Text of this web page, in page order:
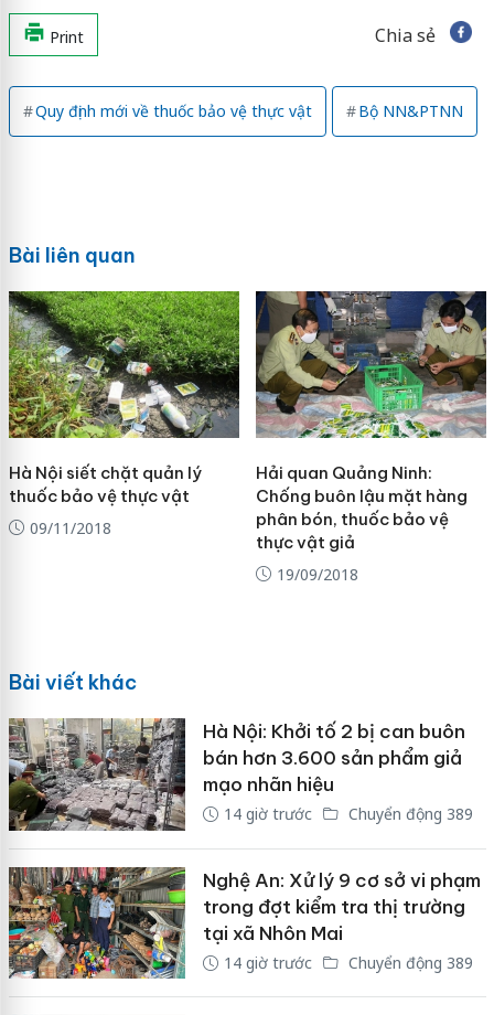
Print Chia sẻ
Quy định mới về thuốc bảo vệ thực vật Bộ NN&PTNN
Bài liên quan
Hà Nội siết chặt quản lý
thuốc bảo vệ thực vật
09/11/2018
Hải quan Quảng Ninh:
Chống buôn lậu mặt hàng
phân bón, thuốc bảo vệ
thực vật giả
19/09/2018
Bài viết khác
Hà Nội: Khởi tố 2 bị can buôn
bán hơn 3.600 sản phẩm giả
mạo nhãn hiệu
14 giờ trước Chuyển động 389
Nghệ An: Xử lý 9 cơ sở vi phạm
trong đợt kiểm tra thị trường
tại xã Nhôn Mai
14 giờ trước Chuyển động 389